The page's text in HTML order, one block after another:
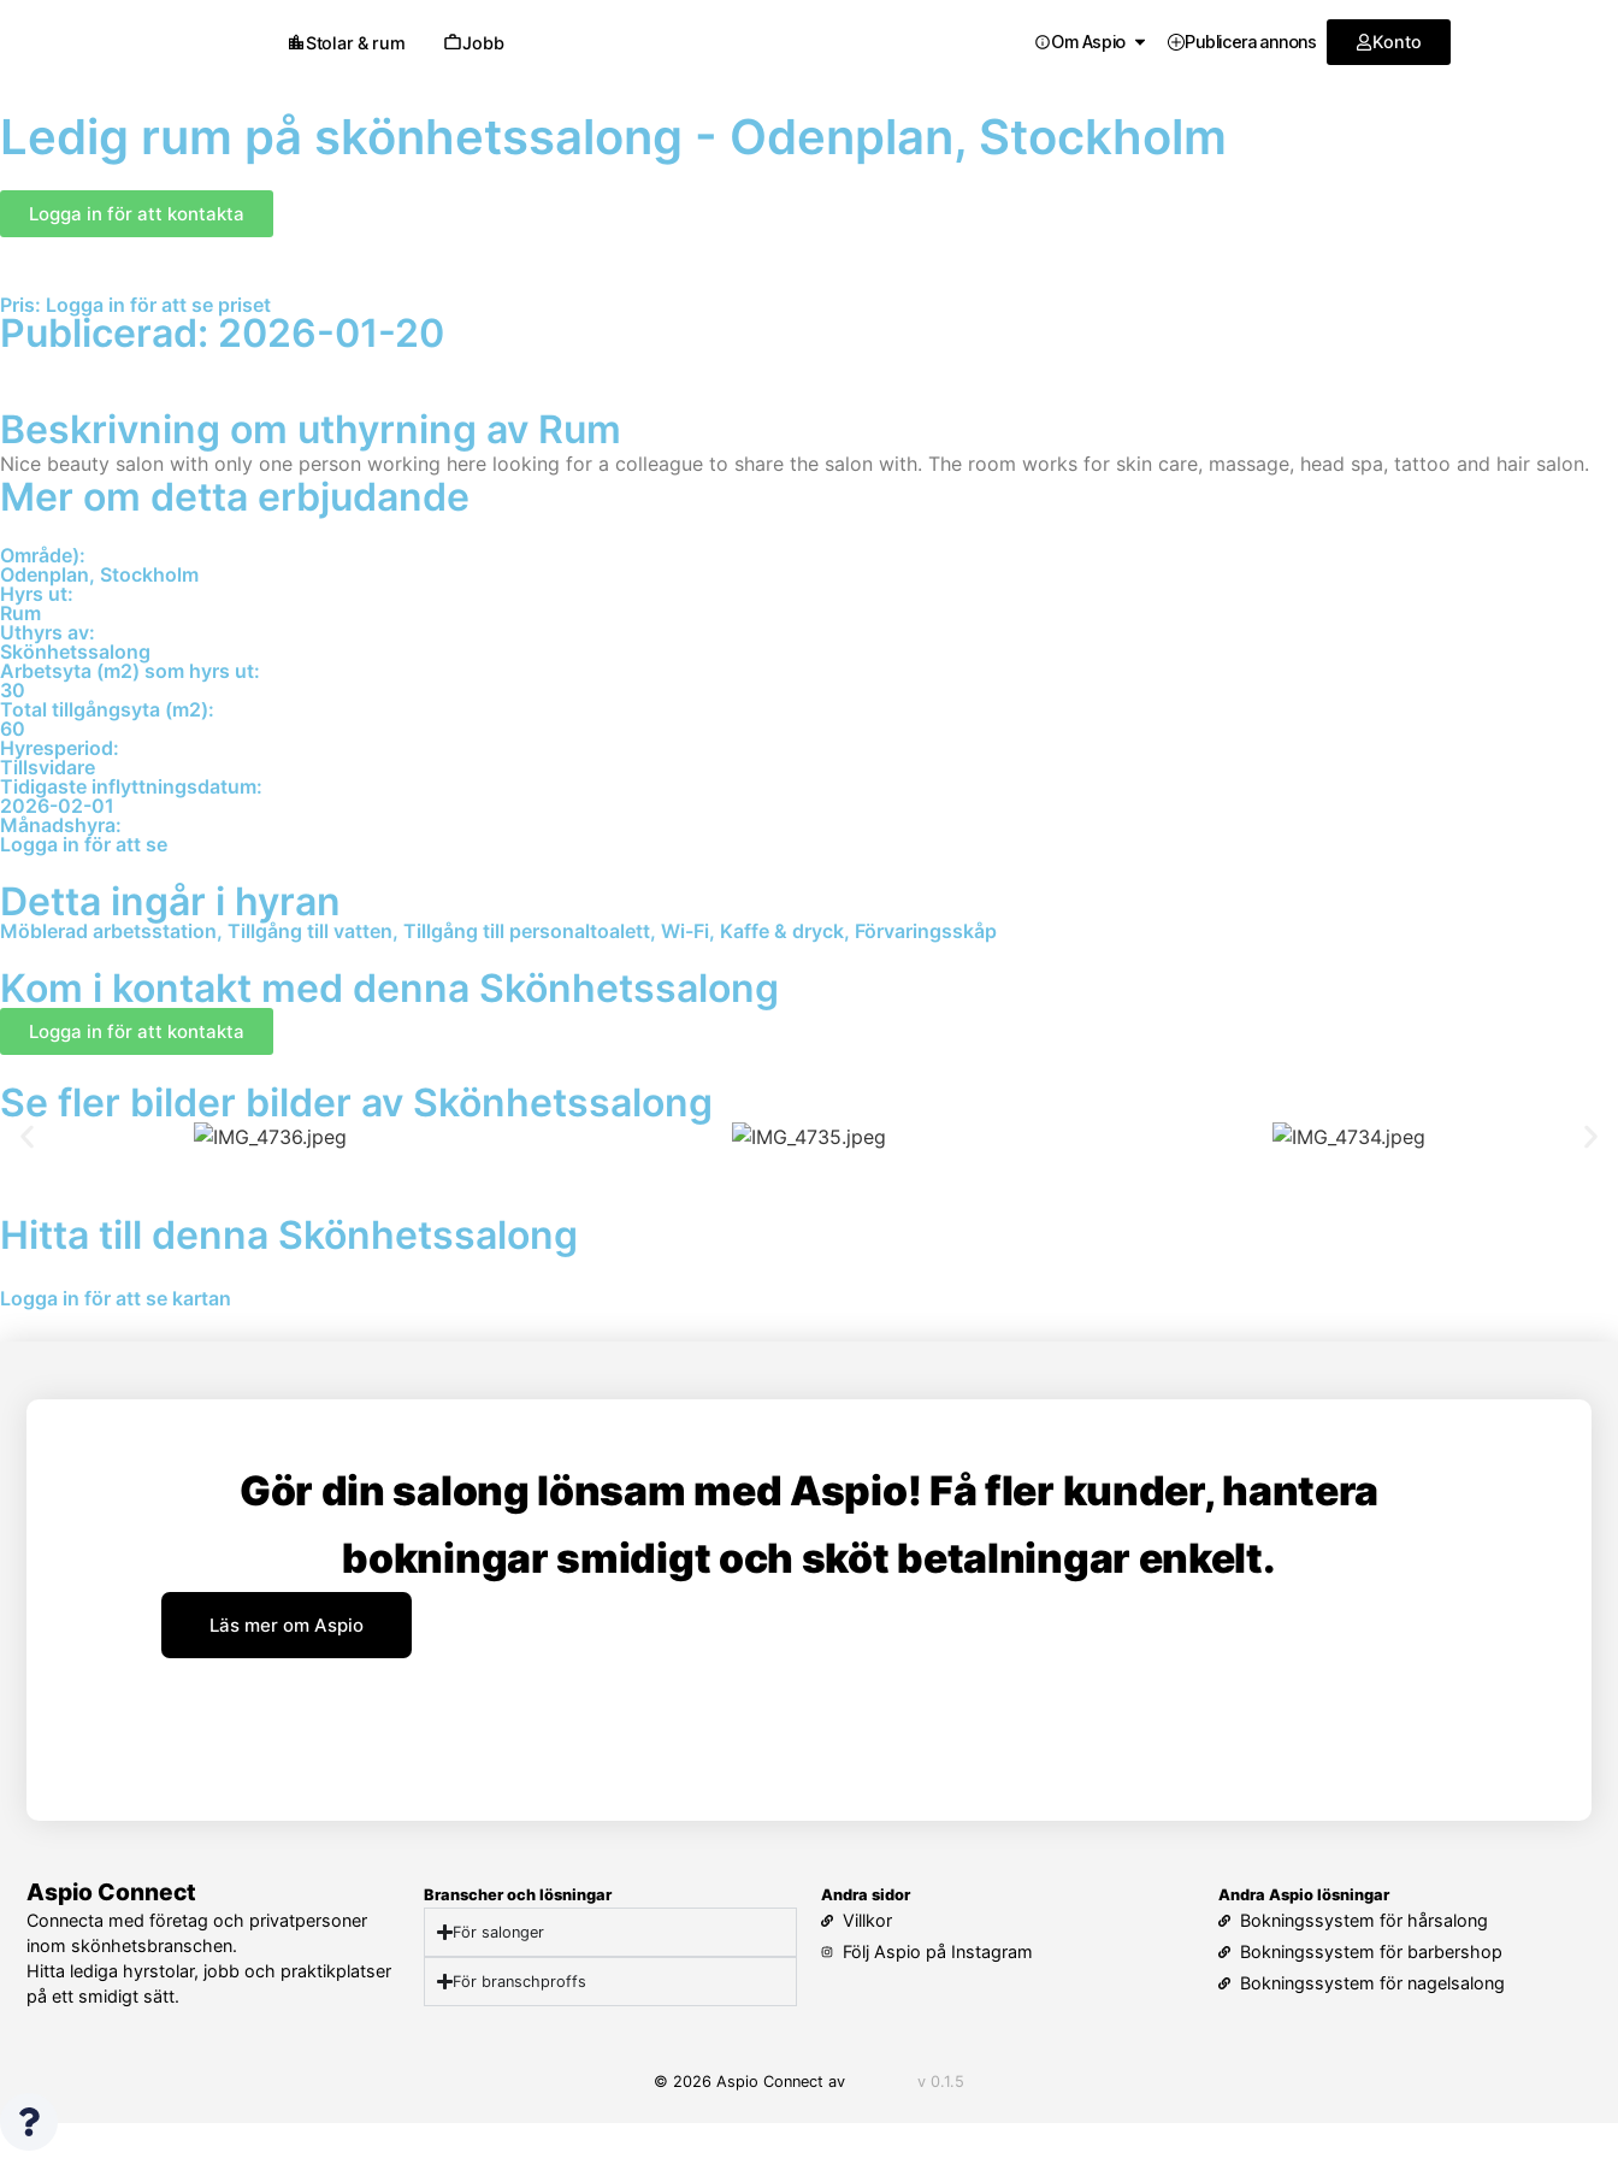
Stolar & rum Jobb Om Aspio Publicera annons Konto
Ledig rum på skönhetssalong - Odenplan, Stockholm
Logga in för att kontakta
Pris: Logga in för att se priset
Publicerad: 2026-01-20
Beskrivning om uthyrning av Rum
Nice beauty salon with only one person working here looking for a colleague to share the salon with. The room works for skin care, massage, head spa, tattoo and hair salon.
Mer om detta erbjudande
Område):
Odenplan, Stockholm
Hyrs ut:
Rum
Uthyrs av:
Skönhetssalong
Arbetsyta (m2) som hyrs ut:
30
Total tillgångsyta (m2):
60
Hyresperiod:
Tillsvidare
Tidigaste inflyttningsdatum:
2026-02-01
Månadshyra:
Logga in för att se
Detta ingår i hyran
Möblerad arbetsstation, Tillgång till vatten, Tillgång till personaltoalett, Wi-Fi, Kaffe & dryck, Förvaringsskåp
Kom i kontakt med denna Skönhetssalong
Logga in för att kontakta
Se fler bilder bilder av Skönhetssalong
Hitta till denna Skönhetssalong
Logga in för att se kartan
Gör din salong lönsam med Aspio! Få fler kunder, hantera
bokningar smidigt och sköt betalningar enkelt.
Läs mer om Aspio
Aspio Connect
Connecta med företag och privatpersoner
inom skönhetsbranschen.
Hitta lediga hyrstolar, jobb och praktikplatser
på ett smidigt sätt.
Branscher och lösningar
För salonger
För branschproffs
Andra sidor
Villkor
Följ Aspio på Instagram
Andra Aspio lösningar
Bokningssystem för hårsalong
Bokningssystem för barbershop
Bokningssystem för nagelsalong
© 2026 Aspio Connect av v 0.1.5